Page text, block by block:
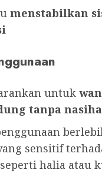
menstabilkan
untuk
tanpa
sensitif
halia atau